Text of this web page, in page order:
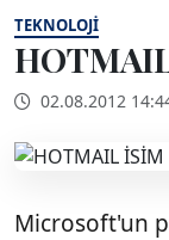
TEKNOLOJI
02.08.2012
Microsoft'un